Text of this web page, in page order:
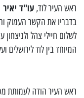
ראש העיר לוד, עו"ד יאיר
בדבריו את הקשר העמוק
לשלום חיילי צהל
המיוחד בין לוד
ראש העיר הודה לעמותת